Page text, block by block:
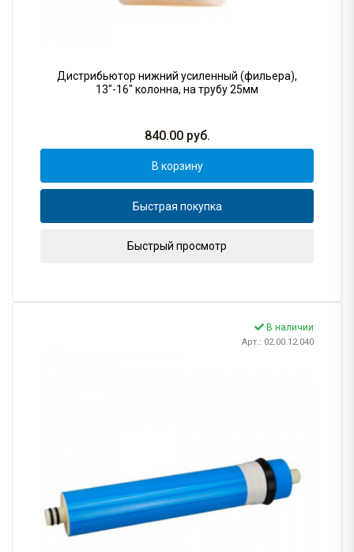
Дистрибьютор нижний усиленный (фильера),
13"-16" колонна, на трубу 25мм
840.00руб.
В корзину
Быстрая покупка
Быстрый просмотр
В наличии
Арт.: 02.00.12.040